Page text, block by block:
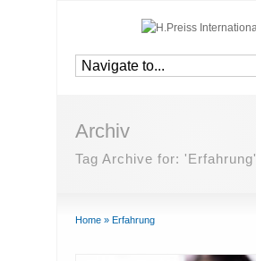
Archiv
Tag Archive for: 'Erfahrung'
Home » Erfahrung